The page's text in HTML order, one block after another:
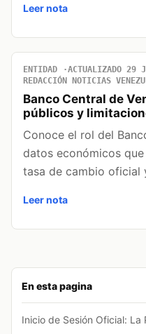
En esta pagina
Inicio de Sesión Oficial: La
Leer nota
ENTIDAD ACTUALIZADO 29
REDACCIÓN NOTICIAS
Banco Central de
públicos y
Conoce el rol del
datos económicos
tasa de cambio oficial
Leer nota